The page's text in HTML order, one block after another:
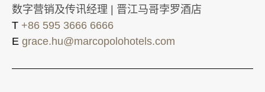
数字营销及传讯经理 | 晋江马哥孛罗酒店
T +86 595 3666 6666
E grace.hu@marcopolohotels.com